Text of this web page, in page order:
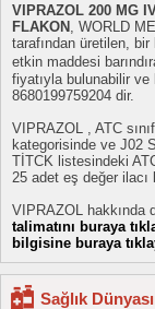
VIPRAZOL 200 MG
FLAKON
, WORLD
tarafından üretilen,
etkin maddesi
fiyatıyla bulunabilir ve
8680199759204 dir.
VIPRAZOL , ATC
kategorisinde ve J02
TİTCK listesindeki
25 adet eş değer ilacı
VIPRAZOL hakkında
talimatını buraya
bilgisine buraya
Sağlık